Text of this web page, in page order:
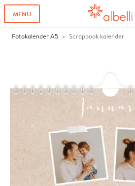
MENU
Fotokalender A5 Scrapbook kalender